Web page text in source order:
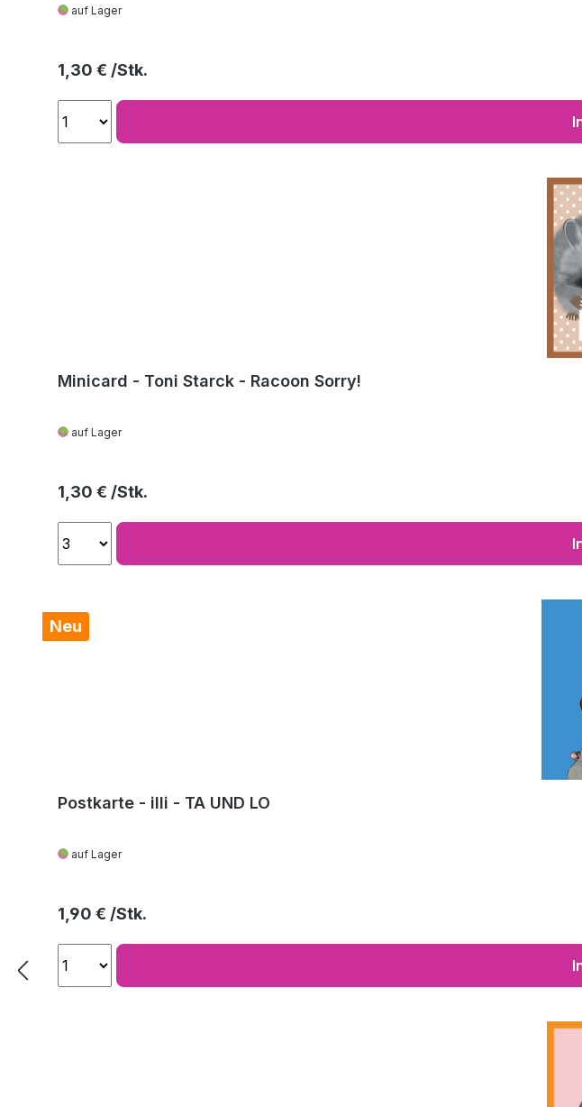
auf Lager
Regulärer Preis:
1,30 €
Minicard - Toni Starck - Racoon Sorry!
auf Lager
Regulärer Preis:
1,30 €
Neu
Postkarte - illi - TA UND LO
auf Lager
Regulärer Preis:
1,90 €